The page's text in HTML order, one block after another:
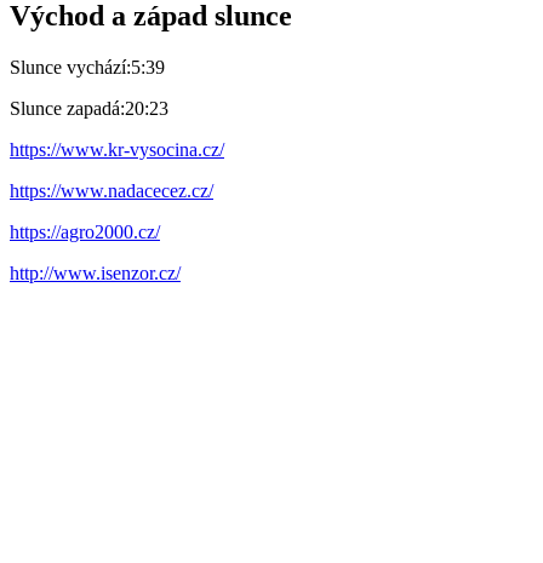
Východ a západ slunce
Slunce vychází:5:39
Slunce zapadá:20:23
https://www.kr-vysocina.cz/
https://www.nadacecez.cz/
https://agro2000.cz/
http://www.isenzor.cz/